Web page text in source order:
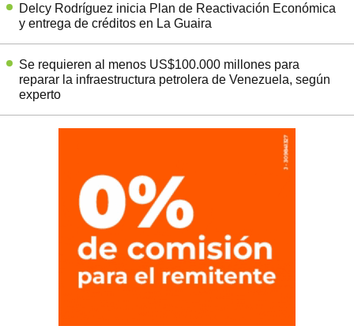
Delcy Rodríguez inicia Plan de Reactivación Económica
y entrega de créditos en La Guaira
Se requieren al menos US$100.000 millones para
reparar la infraestructura petrolera de Venezuela, según
experto